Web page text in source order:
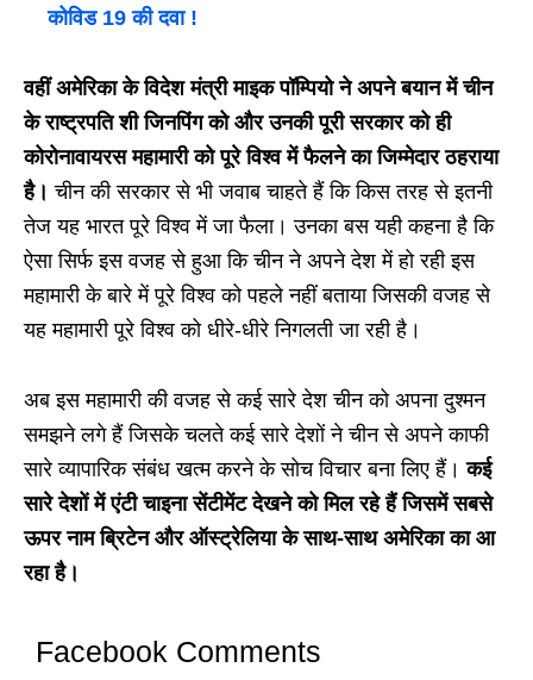
कोविड 19 की दवा !
वहीं अमेरिका के विदेश मंत्री माइक पॉम्पियो ने अपने बयान में चीन
के राष्ट्रपति शी जिनपिंग को और उनकी पूरी सरकार को ही
कोरोनावायरस महामारी को पूरे विश्व में फैलने का जिम्मेदार ठहराया
है। चीन की सरकार से भी जवाब चाहते हैं कि किस तरह से इतनी
तेज यह भारत पूरे विश्व में जा फैला। उनका बस यही कहना है कि
ऐसा सिर्फ इस वजह से हुआ कि चीन ने अपने देश में हो रही इस
महामारी के बारे में पूरे विश्व को पहले नहीं बताया जिसकी वजह से
यह महामारी पूरे विश्व को धीरे-धीरे निगलती जा रही है।
अब इस महामारी की वजह से कई सारे देश चीन को अपना दुश्मन
समझने लगे हैं जिसके चलते कई सारे देशों ने चीन से अपने काफी
सारे व्यापारिक संबंध खत्म करने के सोच विचार बना लिए हैं।कई
सारे देशों में एंटी चाइना सेंटीमेंट देखने को मिल रहे हैं जिसमें सबसे
ऊपर नाम ब्रिटेन और ऑस्ट्रेलिया के साथ-साथ अमेरिका का आ
रहा है।
Facebook Comments